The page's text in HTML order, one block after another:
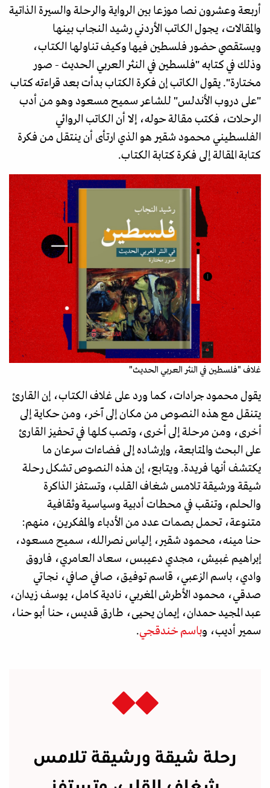
أربعة وعشرون نصا موزعا بين الرواية والرحلة والسيرة الذاتية
والمقالات، يجول الكاتب الأردني رشيد النجاب بينها
ويستقصي حضور فلسطين فيها وكيف تناولها الكتاب،
وذلك في كتابه "فلسطين في النثر العربي الحديث - صور
مختارة". يقول الكاتب إن فكرة الكتاب بدأت بعد قراءته كتاب
"على دروب الأندلس" للشاعر سميح مسعود وهو من أدب
الرحلات، فكتب مقالة حوله، إلا أن الكاتب الروائي
الفلسطيني محمود شقير هو الذي ارتأى أن ينتقل من فكرة
كتابة المقالة إلى فكرة كتابة الكتاب.
غلاف "فلسطين في النثر العربي الحديث"
يقول محمود جرادات، كما ورد على غلاف الكتاب، إن القارئ
يتنقل مع هذه النصوص من مكان إلى آخر، ومن حكاية إلى
أخرى، ومن مرحلة إلى أخرى، وتصب كلها في تحفيز القارئ
على البحث والمتابعة، وإرشاده إلى فضاءات سرعان ما
يكتشف أنها فريدة. ويتابع، إن هذه النصوص تشكل رحلة
شيقة ورشيقة تلامس شغاف القلب، وتستفز الذاكرة
والحلم، وتنقب في محطات أدبية وسياسية وثقافية
متنوعة، تحمل بصمات عدد من الأدباء والمفكرين، منهم:
حنا مينه، محمود شقير، إلياس نصرالله، سميح مسعود،
إبراهيم غبيش، مجدي دعيبس، سعاد العامري، فاروق
وادي، باسم الزعبي، قاسم توفيق، صافي صافي، نجاتي
صدقي، محمود الأطرش المغربي، نادية كامل، يوسف زيدان،
عبد المجيد حمدان، إيمان يحيى، طارق قديس، حنا أبو حنا،
سمير أديب، وباسم خندقجي.
رحلة شيقة ورشيقة تلامس